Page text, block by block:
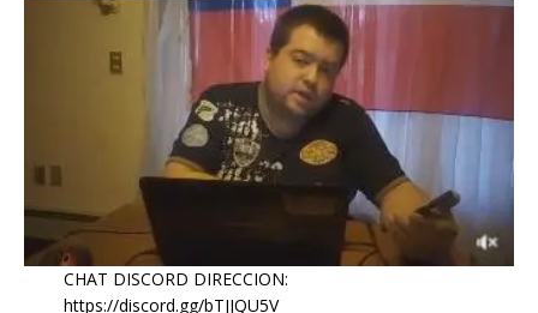
CHAT DISCORD DIRECCION:
https://discord.gg/bTJJQU5V